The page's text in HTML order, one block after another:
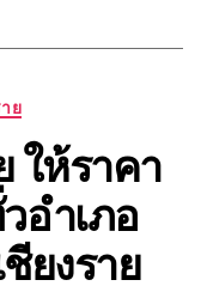
ย
ให้ราคา
อำเภอ
ยงราย